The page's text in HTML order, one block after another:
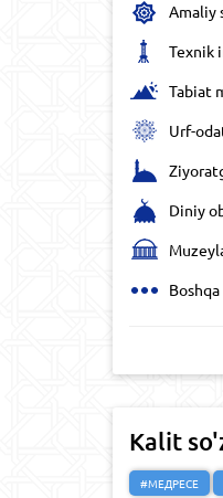
Amaliy
Texnik
Tabiat
Urf-
Diniy
Boshqa
Kalit
#МЕДРЕСЕ